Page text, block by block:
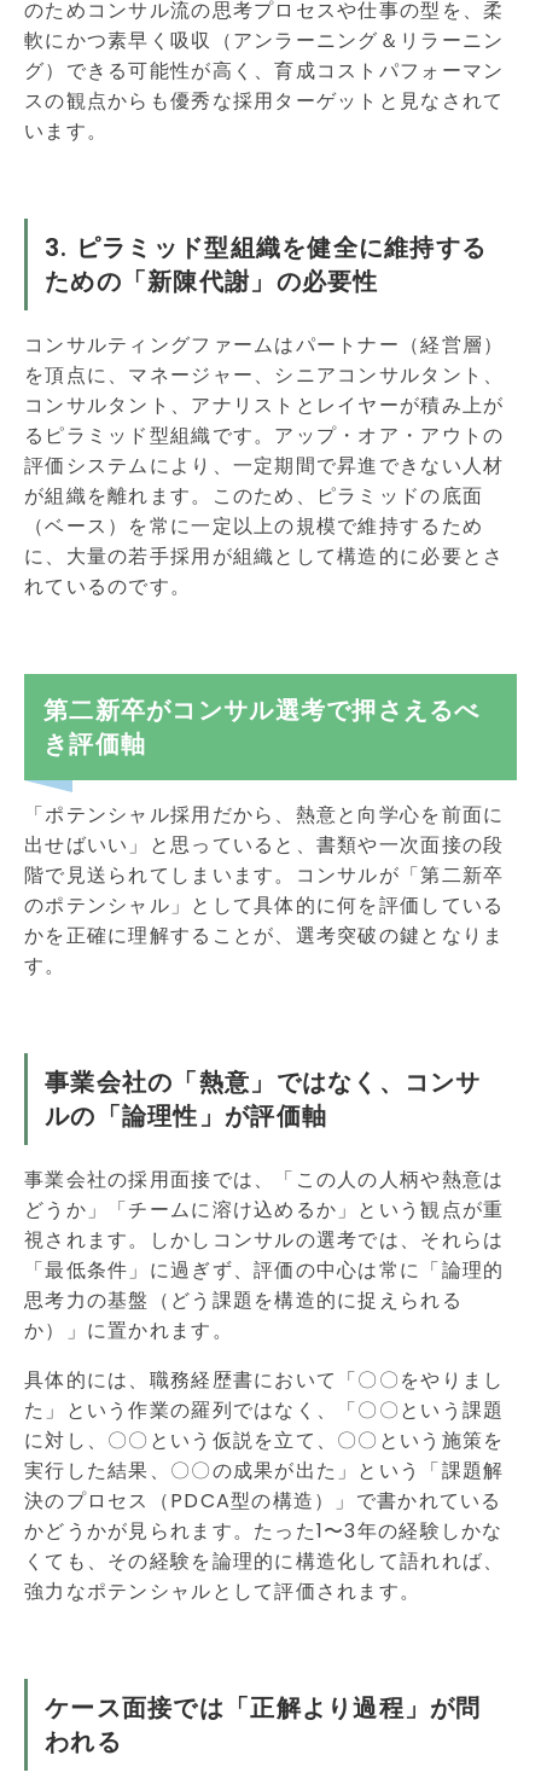
のためコンサル流の思考プロセスや仕事の型を、柔
軟にかつ素早く吸収（アンラーニング＆リラーニン
グ）できる可能性が高く、育成コストパフォーマン
スの観点からも優秀な採用ターゲットと見なされて
います。
3. ピラミッド型組織を健全に維持する
ための「新陳代謝」の必要性
コンサルティングファームはパートナー（経営層）
を頂点に、マネージャー、シニアコンサルタント、
コンサルタント、アナリストとレイヤーが積み上が
るピラミッド型組織です。アップ・オア・アウトの
評価システムにより、一定期間で昇進できない人材
が組織を離れます。このため、ピラミッドの底面
（ベース）を常に一定以上の規模で維持するため
に、大量の若手採用が組織として構造的に必要とさ
れているのです。
第二新卒がコンサル選考で押さえるべ
き評価軸
「ポテンシャル採用だから、熱意と向学心を前面に
出せばいい」と思っていると、書類や一次面接の段
階で見送られてしまいます。コンサルが「第二新卒
のポテンシャル」として具体的に何を評価している
かを正確に理解することが、選考突破の鍵となりま
す。
事業会社の「熱意」ではなく、コンサ
ルの「論理性」が評価軸
事業会社の採用面接では、「この人の人柄や熱意は
どうか」「チームに溶け込めるか」という観点が重
視されます。しかしコンサルの選考では、それらは
「最低条件」に過ぎず、評価の中心は常に「論理的
思考力の基盤（どう課題を構造的に捉えられる
か）」に置かれます。
具体的には、職務経歴書において「〇〇をやりまし
た」という作業の羅列ではなく、「〇〇という課題
に対し、〇〇という仮説を立て、〇〇という施策を
実行した結果、〇〇の成果が出た」という「課題解
決のプロセス（PDCA型の構造）」で書かれている
かどうかが見られます。たった1〜3年の経験しかな
くても、その経験を論理的に構造化して語れれば、
強力なポテンシャルとして評価されます。
ケース面接では「正解より過程」が問
われる